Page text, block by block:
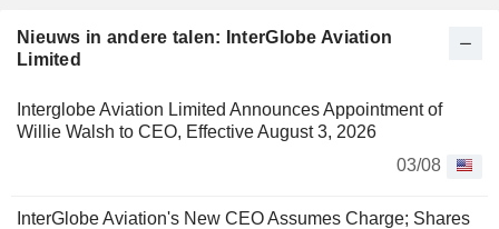
Nieuws in andere talen: InterGlobe Aviation
Limited
Interglobe Aviation Limited Announces Appointment of
Willie Walsh to CEO, Effective August 3, 2026
03/08
InterGlobe Aviation's New CEO Assumes Charge; Shares